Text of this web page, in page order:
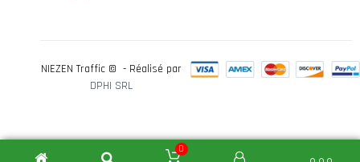
NIEZEN Traffic © - Réalisé par
DPHI SRL
0